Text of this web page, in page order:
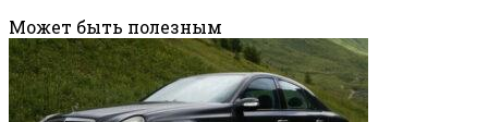
Может быть полезным